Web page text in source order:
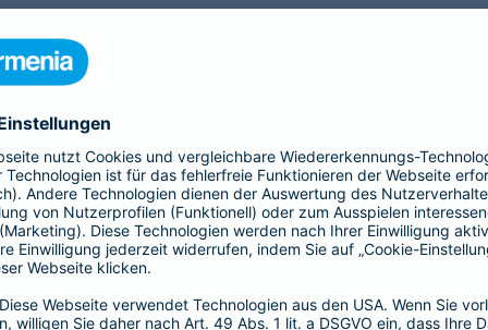
Fahrradversicherung im Detail